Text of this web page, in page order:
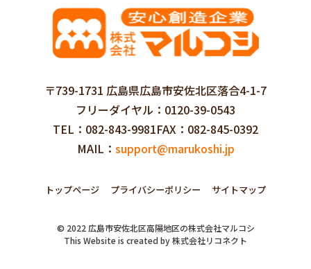
〒739-1731 広島県広島市安佐北区落合4-1-7
フリーダイヤル
0120-39-0543
TEL
082-843-9981FAX
082-845-0392
MAIL
support@marukoshi.jp
トップページ プライバシーポリシー サイトマップ
© 2022 広島市安佐北区高陽地区の株式会社マルコシ
This Website is created by株式会社リコネクト